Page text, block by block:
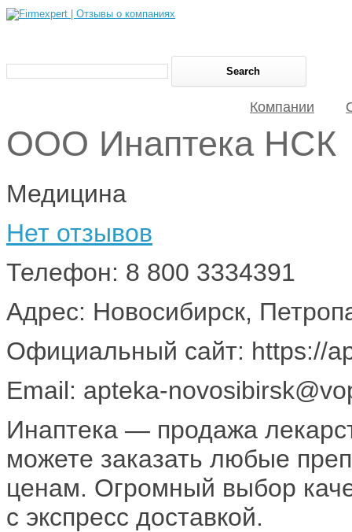
Компании
ООО Инаптека НСК
Медицина
Нет отзывов
Телефон: 8 800 3334391
Адрес: Новосибирск,
Официальный сайт: https://
Email: apteka-
Инаптека — продажа
можете заказать любые
ценам. Огромный выбор
с экспресс доставкой.